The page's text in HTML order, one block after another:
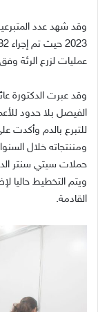
وقد شهد عدد
عمليات لزرع الرئة
وقد عبرت الدكتورة
الفيصل بلا حدود
للتبرع بالدم وأكدت
ومننتجاته خلال
ويتم التخطيط حاليا
القادمة.